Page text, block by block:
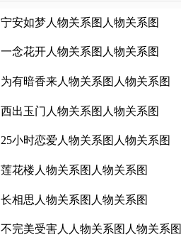
宁安如梦人物关系图人物关系图
一念花开人物关系图人物关系图
为有暗香来人物关系图人物关系图
西出玉门人物关系图人物关系图
25小时恋爱人物关系图人物关系图
莲花楼人物关系图人物关系图
长相思人物关系图人物关系图
不完美受害人人物关系图人物关系图